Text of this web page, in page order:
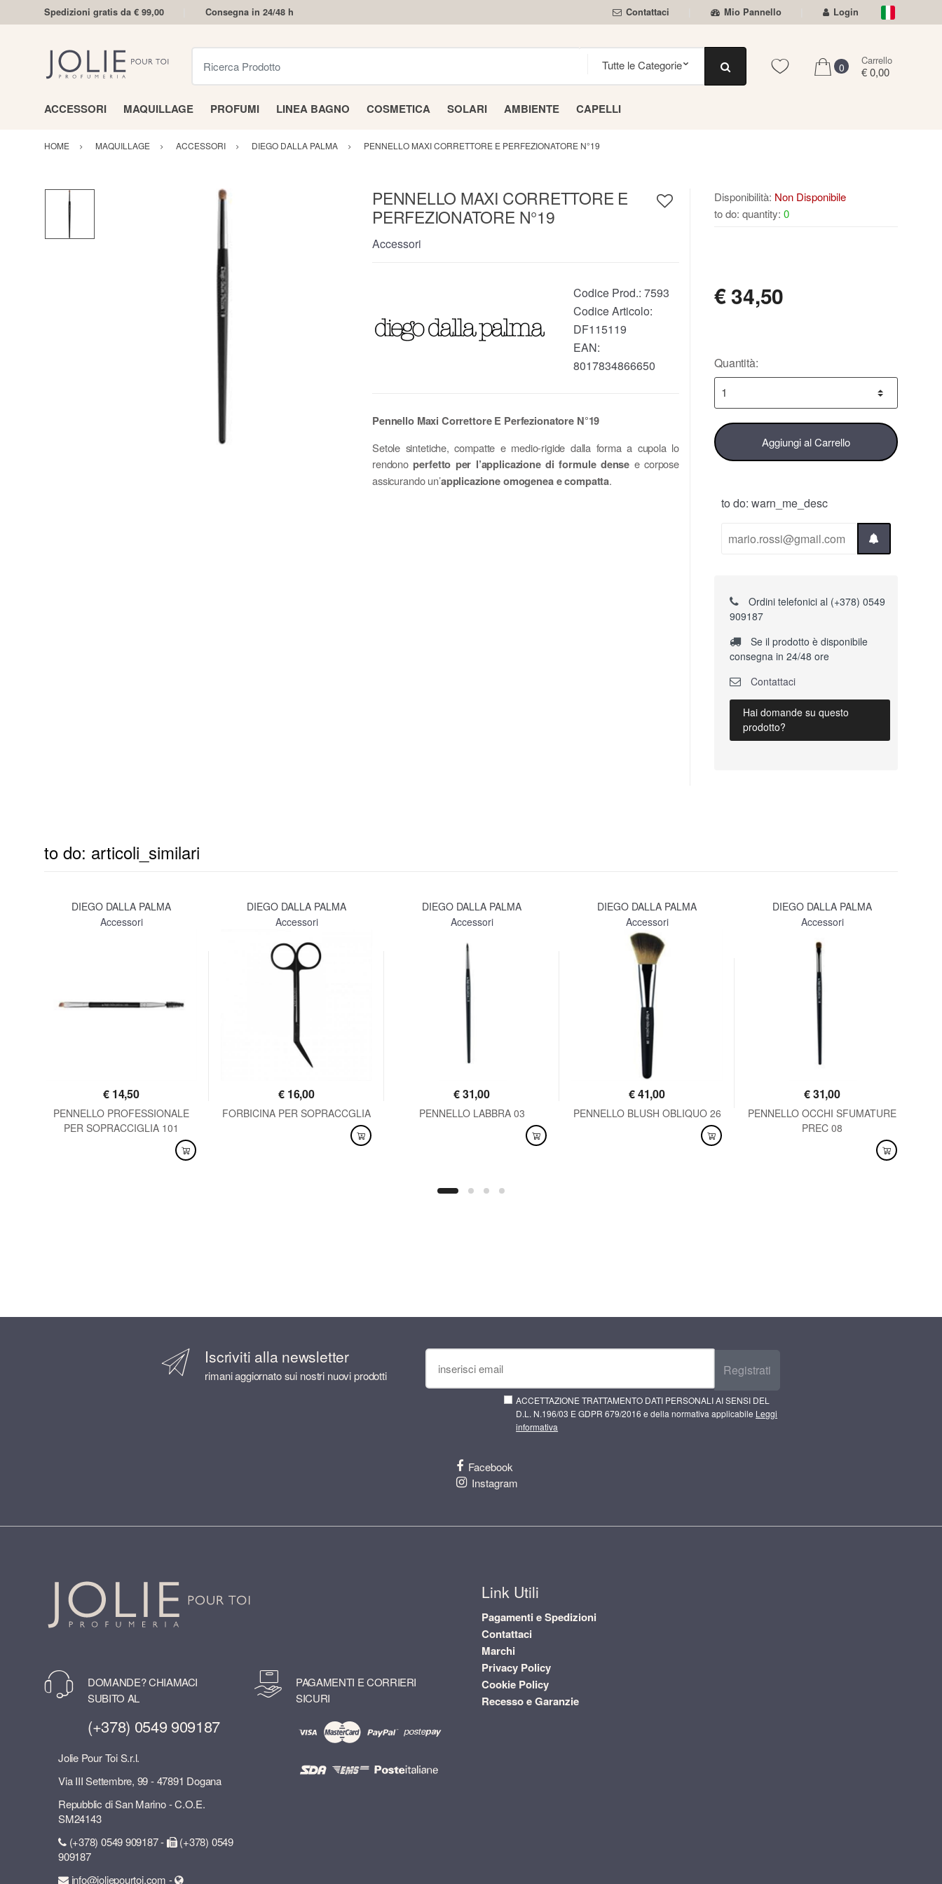
Spedizioni gratis da € 99,00 Consegna in 24/48 h Contattaci Mio Pannello Login
0
Carrello
€ 0,00
ACCESSORI MAQUILLAGE PROFUMI LINEA BAGNO COSMETICA SOLARI AMBIENTE CAPELLI
HOME MAQUILLAGE ACCESSORI DIEGO DALLA PALMA PENNELLO MAXI CORRETTORE E PERFEZIONATORE N°19
PENNELLO MAXI CORRETTORE E
PERFEZIONATORE N°19
Accessori
Codice Prod.: 7593
Codice Articolo:
DF115119
EAN:
8017834866650
Pennello Maxi Correttore E Perfezionatore N°19
Setole sintetiche, compatte e medio-rigide dalla forma a cupola lo
rendonoperfetto per l’applicazione di formule dense e corpose
assicurando un’applicazione omogenea e compatta.
Disponibilità: Non Disponibile
to do: quantity: 0
€34,50
Quantità:
Aggiungi al Carrello
to do: warn_me_desc
Ordini telefonici al (+378) 0549
909187
Se il prodotto è disponibile
consegna in 24/48 ore
Contattaci
Hai domande su questo
prodotto?
to do: articoli_similari
DIEGO DALLA PALMA
Accessori
€ 14,50
PENNELLO PROFESSIONALE
PER SOPRACCIGLIA 101
DIEGO DALLA PALMA
Accessori
€ 16,00
FORBICINA PER SOPRACCGLIA
DIEGO DALLA PALMA
Accessori
€31,00
PENNELLO LABBRA 03
DIEGO DALLA PALMA
Accessori
€41,00
PENNELLO BLUSH OBLIQUO 26
DIEGO DALLA PALMA
Accessori
€31,00
PENNELLO OCCHI SFUMATURE
PREC 08
Iscriviti alla newsletter
rimani aggiornato sui nostri nuovi prodotti Registrati
ACCETTAZIONE TRATTAMENTO DATI PERSONALI AI SENSI DEL
D.L. N.196/03 E GDPR 679/2016 e della normativa applicabile Leggi
informativa
Facebook
Instagram
DOMANDE? CHIAMACI
SUBITO AL
(+378) 0549 909187
Jolie Pour Toi S.r.l.
Via III Settembre, 99 - 47891 Dogana
Repubblic di San Marino - C.O.E.
SM24143
(+378) 0549 909187 -
(+378) 0549
909187
info@joliepourtoi.com -
PAGAMENTI E CORRIERI
SICURI
Link Utili
Pagamenti e Spedizioni
Contattaci
Marchi
Privacy Policy
Cookie Policy
Recesso e Garanzie